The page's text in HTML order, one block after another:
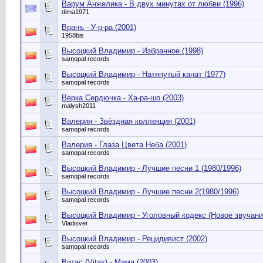
Варум Анжелика - В двух минутах от любви (1996)
dima1971
Вранъ - У-р-ра (2001)
1958bis
Высоцкий Владимир - Избранное (1998)
samopal records
Высоцкий Владимир - Натянутый канат (1977)
samopal records
Верка Сердючка - Ха-ра-шо (2003)
malysh2011
Валерия - Звёздная коллекция (2001)
samopal records
Валерия - Глаза Цвета Неба (2001)
samopal records
Высоцкий Владимир - Лучшие песни 1 (1980/1996)
samopal records
Высоцкий Владимир - Лучшие песни 2(1980/1996)
samopal records
Высоцкий Владимир - Уголовный кодекс (Новое
Vladisver
Высоцкий Владимир - Рецидивист (2002)
samopal records